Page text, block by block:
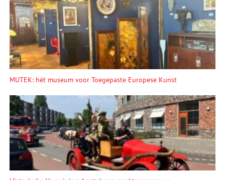
MUTEK: hét museum voor Toegepaste Europese Kunst